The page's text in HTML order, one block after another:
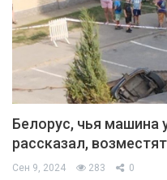
Белорус, чья
рассказал,
Сен 9, 2024 283 0